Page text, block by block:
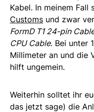
Kabel. In meinem Fall
Customs und zwar
FormD T1 24-pin
CPU Cable. Bei unter
Millimeter an und die
hilft ungemein.
Weiterhin solltet ihr
das jetzt sage) die